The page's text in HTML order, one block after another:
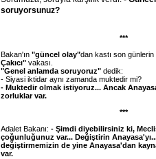
soruyorsunuz?
***
Bakan'ın "güncel olay"dan kastı son
Çakıcı" vakası.
"Genel anlamda soruyoruz" dedik:
- Siyasi iktidar aynı zamanda muktedir mi?
- Muktedir olmak istiyoruz... Ancak
zorluklar var.
***
Adalet Bakanı: - Şimdi diyebilirsiniz ki,
çoğunluğunuz var... Değiştirin
değiştirmemizin de yine Anayasa'dan
var.